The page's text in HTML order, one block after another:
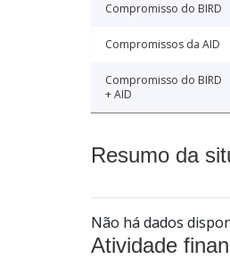
Compromisso do BIRD
Compromissos da AID
Compromisso do BIRD
+ AID
Resumo da
Não há dados
Atividade